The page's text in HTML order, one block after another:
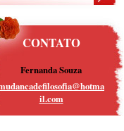
CONTATO
Fernanda Souza
efilosofia@hotma
il.com